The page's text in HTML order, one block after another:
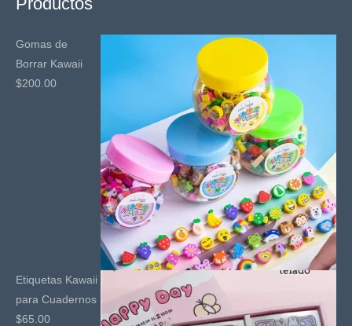
Gomas de
Borrar Kawaii
$200.00
Etiquetas Kawaii
para Cuadernos
$65.00